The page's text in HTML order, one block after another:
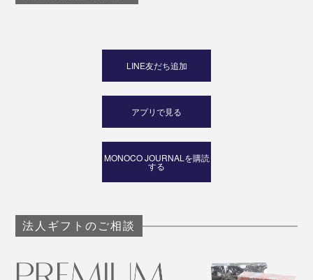
LINE友だち追加
アプリで見る
MONOCO JOURNALを購読
する
法人ギフトのご相談